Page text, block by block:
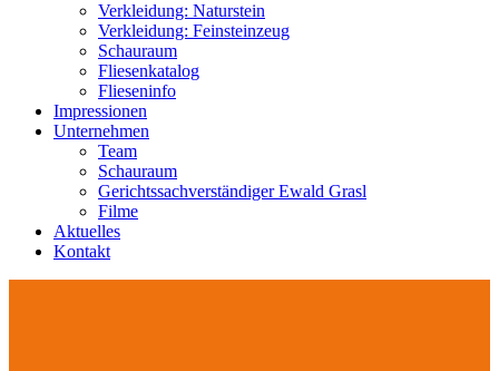
Verkleidung: Naturstein
Verkleidung: Feinsteinzeug
Schauraum
Fliesenkatalog
Flieseninfo
Impressionen
Unternehmen
Team
Schauraum
Gerichtssachverständiger Ewald Grasl
Filme
Aktuelles
Kontakt